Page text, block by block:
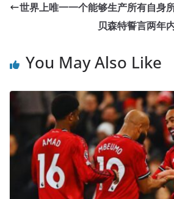
世界上唯一一个能够生产所有自身
贝森特誓言两年
You May Also Like